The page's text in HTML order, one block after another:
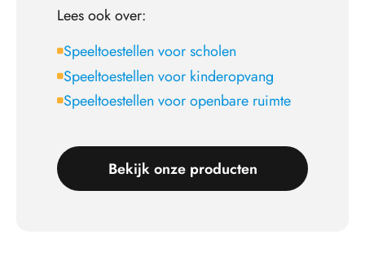
Lees ook over:
Speeltoestellen voor scholen
Speeltoestellen voor kinderopvang
Speeltoestellen voor openbare ruimte
Bekijk onze producten